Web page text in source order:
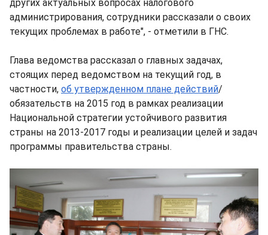
других актуальных вопросах налогового
администрирования, сотрудники рассказали о своих
текущих проблемах в работе", - отметили в ГНС.
Глава ведомства рассказал о главных задачах,
стоящих перед ведомством на текущий год, в
частности, об утвержденном плане действий/
обязательств на 2015 год в рамках реализации
Национальной стратегии устойчивого развития
страны на 2013-2017 годы и реализации целей и задач
программы правительства страны.